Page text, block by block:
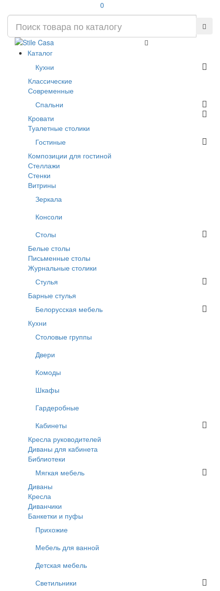
0
Каталог
Кухни
Классические
Современные
Спальни
Кровати
Туалетные столики
Гостиные
Композиции для гостиной
Стеллажи
Стенки
Витрины
Зеркала
Консоли
Столы
Белые столы
Письменные столы
Журнальные столики
Стулья
Барные стулья
Белорусская мебель
Кухни
Столовые группы
Двери
Комоды
Шкафы
Гардеробные
Кабинеты
Кресла руководителей
Диваны для кабинета
Библиотеки
Мягкая мебель
Диваны
Кресла
Диванчики
Банкетки и пуфы
Прихожие
Мебель для ванной
Детская мебель
Светильники